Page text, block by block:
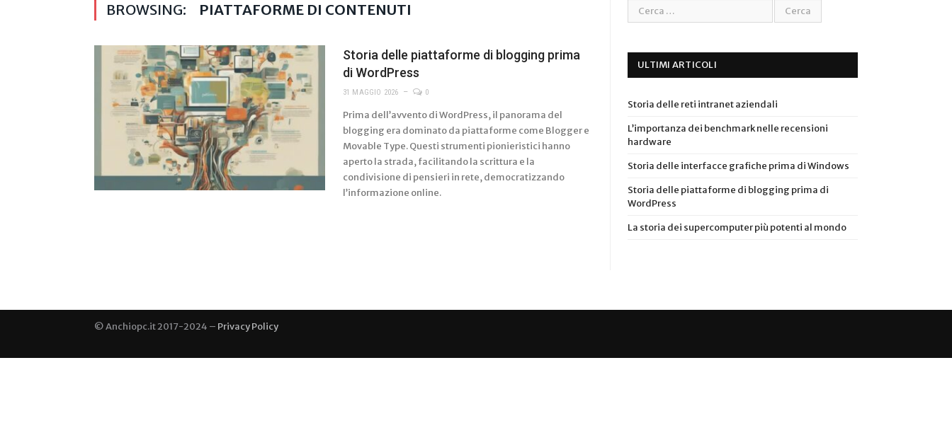
BROWSING: PIATTAFORME DI CONTENUTI
Storia delle piattaforme di blogging prima
di WordPress
31 MAGGIO 2026 0
Prima dell’avvento di WordPress, il panorama del
blogging era dominato da piattaforme come Blogger e
Movable Type. Questi strumenti pionieristici hanno
aperto la strada, facilitando la scrittura e la
condivisione di pensieri in rete, democratizzando
l’informazione online.
ULTIMI ARTICOLI
Storia delle reti intranet aziendali
L’importanza dei benchmark nelle recensioni
hardware
Storia delle interfacce grafiche prima di Windows
Storia delle piattaforme di blogging prima di
WordPress
La storia dei supercomputer più potenti al mondo
© Anchiopc.it 2017-2024 – Privacy Policy